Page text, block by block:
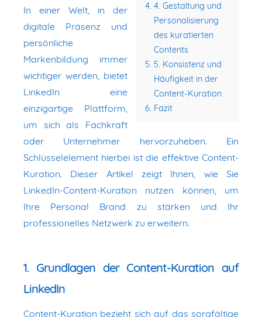
4. Gestaltung und
Personalisierung
des kuratierten
Contents
5. Konsistenz und
Häufigkeit in der
Content-Kuration
Fazit
In einer Welt, in der
digitale Präsenz und
persönliche
Markenbildung immer
wichtiger werden, bietet
LinkedIn eine
einzigartige Plattform,
um sich als Fachkraft
oder Unternehmer hervorzuheben. Ein
Schlüsselelement hierbei ist die effektive Content-
Kuration. Dieser Artikel zeigt Ihnen, wie Sie
LinkedIn-Content-Kuration nutzen können, um
Ihre Personal Brand zu stärken und Ihr
professionelles Netzwerk zu erweitern.
1. Grundlagen der Content-Kuration auf
LinkedIn
Content-Kuration bezieht sich auf das sorgfältige